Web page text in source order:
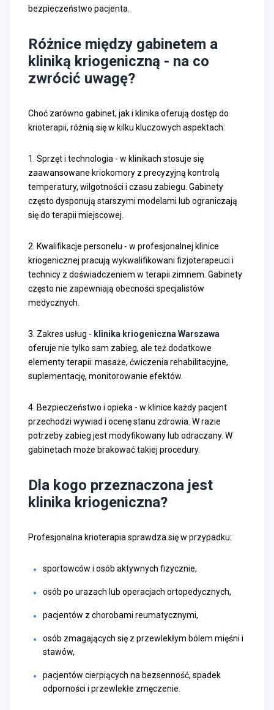
bezpieczeństwo pacjenta.
Różnice między gabinetem a
kliniką kriogeniczną - na co
zwrócić uwagę?
Choć zarówno gabinet, jak i klinika oferują dostęp do
krioterapii, różnią się w kilku kluczowych aspektach:
1. Sprzęt i technologia - w klinikach stosuje się
zaawansowane kriokomory z precyzyjną kontrolą
temperatury, wilgotności i czasu zabiegu. Gabinety
często dysponują starszymi modelami lub ograniczają
się do terapii miejscowej.
2. Kwalifikacje personelu - w profesjonalnej klinice
kriogenicznej pracują wykwalifikowani fizjoterapeuci i
technicy z doświadczeniem w terapii zimnem. Gabinety
często nie zapewniają obecności specjalistów
medycznych.
3. Zakres usług - klinika kriogeniczna Warszawa
oferuje nie tylko sam zabieg, ale też dodatkowe
elementy terapii: masaże, ćwiczenia rehabilitacyjne,
suplementację, monitorowanie efektów.
4. Bezpieczeństwo i opieka - w klinice każdy pacjent
przechodzi wywiad i ocenę stanu zdrowia. W razie
potrzeby zabieg jest modyfikowany lub odraczany. W
gabinetach może brakować takiej procedury.
Dla kogo przeznaczona jest
klinika kriogeniczna?
Profesjonalna krioterapia sprawdza się w przypadku:
sportowców i osób aktywnych fizycznie,
osób po urazach lub operacjach ortopedycznych,
pacjentów z chorobami reumatycznymi,
osób zmagających się z przewlekłym bólem mięśni i
stawów,
pacjentów cierpiących na bezsenność, spadek
odporności i przewlekłe zmęczenie.